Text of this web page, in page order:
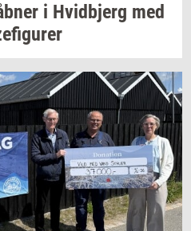
i Hvid­b­jerg med